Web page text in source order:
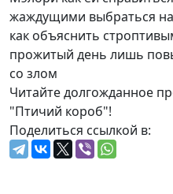
жаждущими выбраться
как объяснить
прожитый день лишь
со злом
Читайте долгожданное
"Птичий короб"!
Поделиться ссылкой в: